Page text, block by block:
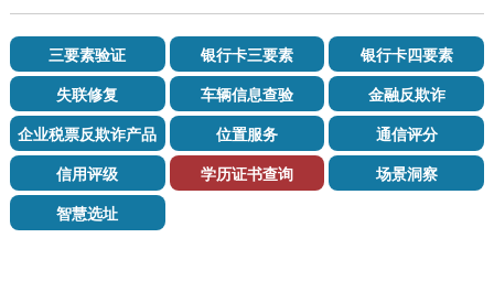
三要素验证 银行卡三要素
银行卡四要素
失联修复
车辆信息查验
金融反欺诈
企业税票反欺诈产品
位置服务
通信评分
信用评级
学历证书查询
场景洞察
智慧选址